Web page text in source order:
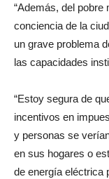
“Además, del pobre
conciencia de la
un grave problema
las capacidades
“Estoy segura de
incentivos en
y personas se
en sus hogares o
de energía eléctrica